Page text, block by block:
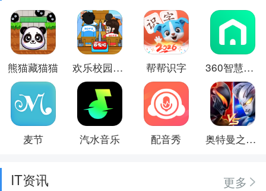
熊猫藏猫猫 欢乐校园游戏 帮帮识字 360智慧生活
麦节 汽水音乐 配音秀 奥特曼之热血格斗
IT资讯
更多